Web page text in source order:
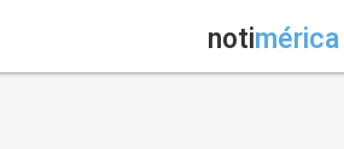
notimérica